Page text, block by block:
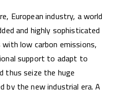
European industry, a world
and highly sophisticated
low carbon emissions,
support to adapt to
thus seize the huge
the new industrial era. A